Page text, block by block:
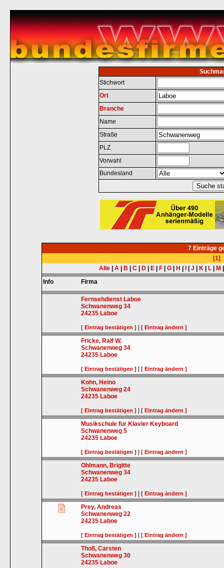
Stichwort
Ort
Branche
Name
Straße
PLZ
Vorwahl
Bundesland
7 Einträge
[1]
Alle
A B C D E F G H J K L M
Info
Firma
Fernsehdienst Laboe
Schwanenweg 34
24235 Laboe
[ Eintrag bestätigen ] |[ Eintrag ändern ]
Fricke, Ralf W.
Schwanenweg 34
24235 Laboe
[ Eintrag bestätigen ] |[ Eintrag ändern ]
Kohn, Heino
Schwanenweg 24
24235 Laboe
[ Eintrag bestätigen ] |[ Eintrag ändern ]
Musikschule für Klavier Keyboard
Schwanenweg 5
24235 Laboe
[ Eintrag bestätigen ] |[ Eintrag ändern ]
Ohlmann, Brigitte
Schwanenweg 34
24235 Laboe
[ Eintrag bestätigen ] |[ Eintrag ändern ]
Prey, Andreas
Schwanenweg 22
24235 Laboe
[ Eintrag bestätigen ] |[ Eintrag ändern ]
Thoß, Carsten
Schwanenweg 30
24235 Laboe